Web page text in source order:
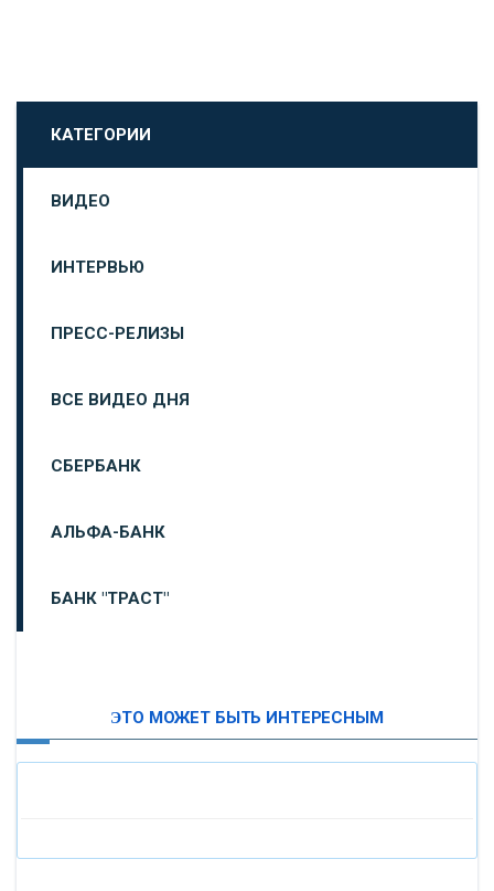
КАТЕГОРИИ
ВИДЕО
ИНТЕРВЬЮ
ПРЕСС-РЕЛИЗЫ
ВСЕ ВИДЕО ДНЯ
СБЕРБАНК
АЛЬФА-БАНК
БАНК "ТРАСТ"
«БАНК САНКТ-ПЕТЕРБУРГ»
ЭТО МОЖЕТ БЫТЬ ИНТЕРЕСНЫМ